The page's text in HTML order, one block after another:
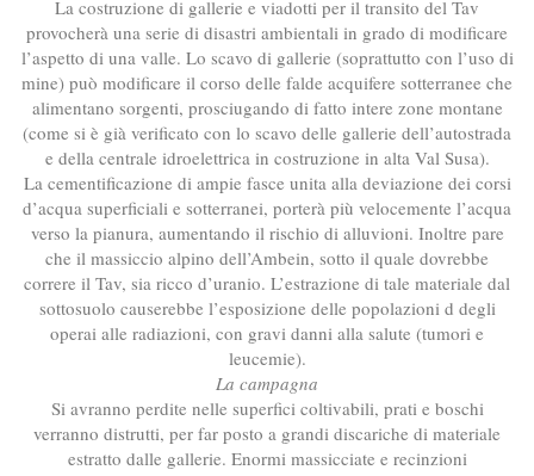
La costruzione di gallerie e viadotti per il transito del Tav
provocherà una serie di disastri ambientali in grado di modificare
l’aspetto di una valle. Lo scavo di gallerie (soprattutto con l’uso di
mine) può modificare il corso delle falde acquifere sotterranee che
alimentano sorgenti, prosciugando di fatto intere zone montane
(come si è già verificato con lo scavo delle gallerie dell’autostrada
e della centrale idroelettrica in costruzione in alta Val Susa).
La cementificazione di ampie fasce unita alla deviazione dei corsi
d’acqua superficiali e sotterranei, porterà più velocemente l’acqua
verso la pianura, aumentando il rischio di alluvioni. Inoltre pare
che il massiccio alpino dell’Ambein, sotto il quale dovrebbe
correre il Tav, sia ricco d’uranio. L’estrazione di tale materiale dal
sottosuolo causerebbe l’esposizione delle popolazioni d degli
operai alle radiazioni, con gravi danni alla salute (tumori e
leucemie).
La campagna
Si avranno perdite nelle superfici coltivabili, prati e boschi
verranno distrutti, per far posto a grandi discariche di materiale
estratto dalle gallerie. Enormi massicciate e recinzioni